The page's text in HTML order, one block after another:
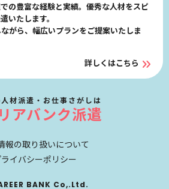
の豊富な経験と実績。優秀な人材をスピ
いたします。
がら、幅広いプランをご提案いたしま
詳しくはこちら
材派遣・お仕事さがしは
アバンク派遣
報の取り扱いについて
イバシーポリシー
BANK Co,.Ltd.